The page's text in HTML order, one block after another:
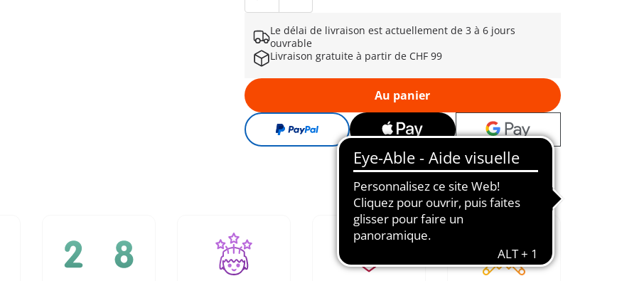
Le délai de livraison est actuellement de 3 à 6 jours
ouvrable
Livraison gratuite à partir de CHF 99
Au panier